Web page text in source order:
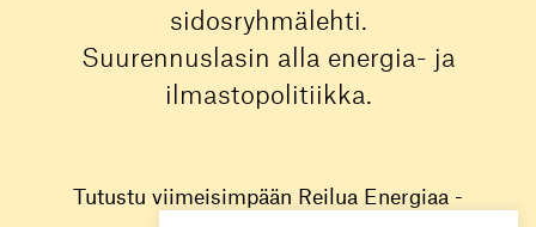
sidosryhmälehti.
Suurennuslasin alla energia- ja
ilmastopolitiikka.
Tutustu viimeisimpään Reilua Energiaa -